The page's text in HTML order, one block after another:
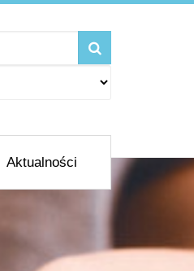
Aktualności